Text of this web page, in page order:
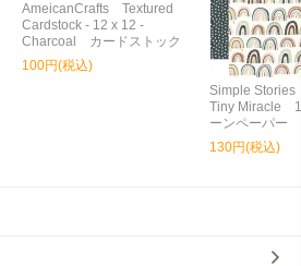
AmeicanCrafts Textured
Cardstock - 12 x 12 -
Charcoal カードストック
100円(税込)
Simple
Tiny Miracle
ーンペーパー
130円(税込)